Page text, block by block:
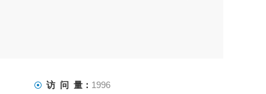
访 问 量： 1996